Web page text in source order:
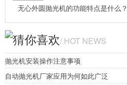
无心外圆抛光机的功能特点是什么？
猜你喜欢/ HOT NEWS
抛光机安装操作注意事项
自动抛光机厂家应用为何如此广泛